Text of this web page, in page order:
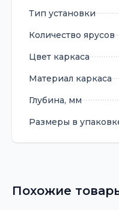
Тип установки
Количество ярусов
Цвет каркаса
Материал каркаса
Глубина, мм
Размеры в
Похожие